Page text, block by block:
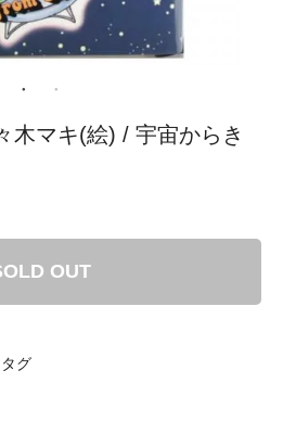
木マキ(絵) / 宇宙からき
OUT
グ